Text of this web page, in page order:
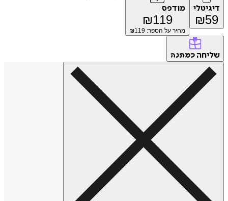
דיגיטלי
₪59
מודפס
₪119
מחיר על הספר: ₪ 119
שליחה כמתנה